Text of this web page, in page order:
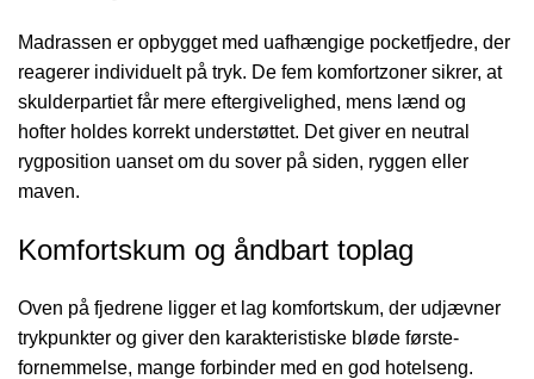
Madrassen er opbygget med uafhængige pocketfjedre, der
reagerer individuelt på tryk. De fem komfortzoner sikrer, at
skulderpartiet får mere eftergivelighed, mens lænd og
hofter holdes korrekt understøttet. Det giver en neutral
rygposition uanset om du sover på siden, ryggen eller
maven.
Komfortskum og åndbart toplag
Oven på fjedrene ligger et lag komfortskum, der udjævner
trykpunkter og giver den karakteristiske bløde første-
fornemmelse, mange forbinder med en god hotelseng.